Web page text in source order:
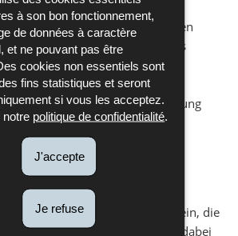
à son bon fonctionnement,
de données à caractère
et ne pouvant pas être
cookies non essentiels sont
fins statistiques et seront
si vous les acceptez.
notre politique de confidentialité
J'accepte
Je refuse
ist in Luxemburg vom Aussterben
ihres Verbrei-tungsgebietes
Bestandsrückgänge
hierfür gelten neben der
(zum Beispiel Befestigung
Feldwege) auch Biozide, saure
Gelbbauchunke eine Haltung ein, die
Unkenreflex bezeichnet wird: dabei